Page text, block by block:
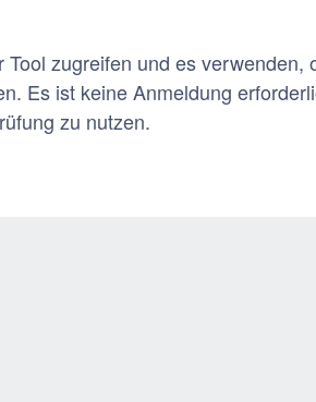
Tool zugreifen und es verwenden,
Es ist keine Anmeldung
zu nutzen.